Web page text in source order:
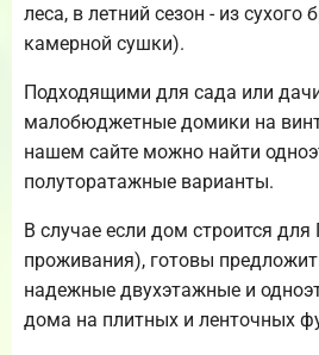
леса, в летний сезон - из сухого
камерной сушки).
Подходящими для сада или
малобюджетные домики на
нашем сайте можно найти
полуторатажные варианты.
В случае если дом строится
проживания), готовы
надежные двухэтажные и
дома на плитных и ленточных